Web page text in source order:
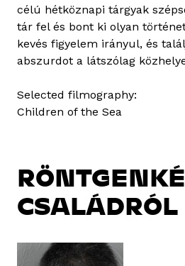
célú hétköznapi tárgyak
tár fel és bont ki olyan
kevés figyelem irányul, és
abszurdot a látszólag
Selected filmography:
Children of the Sea
CSALÁDRÓL